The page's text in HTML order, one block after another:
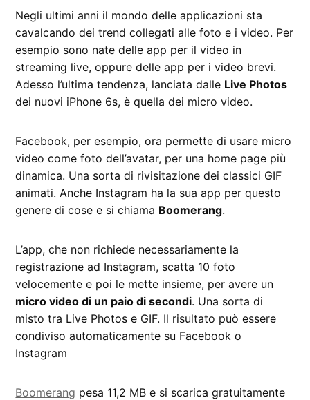
Negli ultimi anni il mondo delle applicazioni sta
cavalcando dei trend collegati alle foto e i video. Per
esempio sono nate delle app per il video in
streaming live, oppure delle app per i video brevi.
Adesso l’ultima tendenza, lanciata dalle Live Photos
dei nuovi iPhone 6s, è quella dei micro video.
Facebook, per esempio, ora permette di usare micro
video come foto dell’avatar, per una home page più
dinamica. Una sorta di rivisitazione dei classici GIF
animati. Anche Instagram ha la sua app per questo
genere di cose e si chiama Boomerang.
L’app, che non richiede necessariamente la
registrazione ad Instagram, scatta 10 foto
velocemente e poi le mette insieme, per avere un
micro video di un paio di secondi. Una sorta di
misto tra Live Photos e GIF. Il risultato può essere
condiviso automaticamente su Facebook o
Instagram
Boomerang pesa 11,2 MB e si scarica gratuitamente